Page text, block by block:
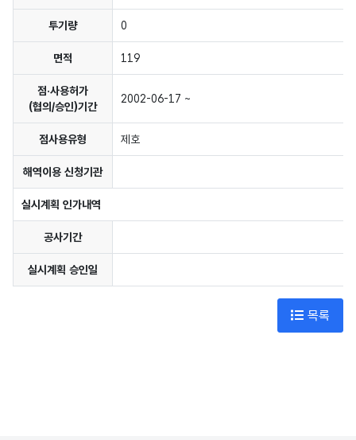
투기량 0
면적 119
점·사용허가
(협의/승인)기간
2002-06-17 ~
점사용유형 제호
해역이용 신청기관
실시계획 인가내역
공사기간
실시계획 승인일
목록